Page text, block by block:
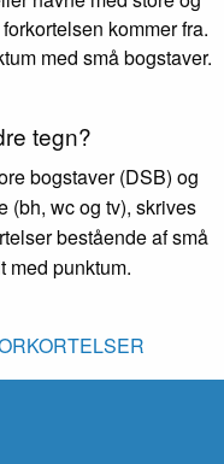
kommer fra.
med små bogstaver.
tegn?
bogstaver (DSB) og
(bh, wc og tv), skrives
bestående af små
med punktum.